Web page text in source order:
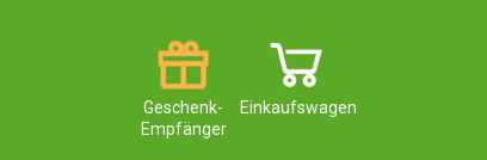
Einkaufswagen
Geschenk-
Empfänger